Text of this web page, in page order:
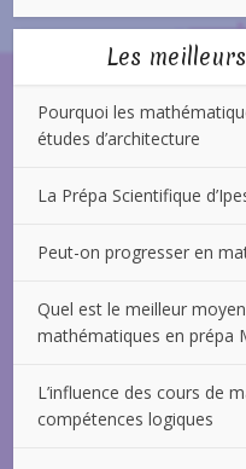
Les
Pourquoi les
études d’architecture
La Prépa Scientifique
Peut-on progresser en
Quel est le meilleur
mathématiques en prépa
L’influence des cours de
compétences logiques